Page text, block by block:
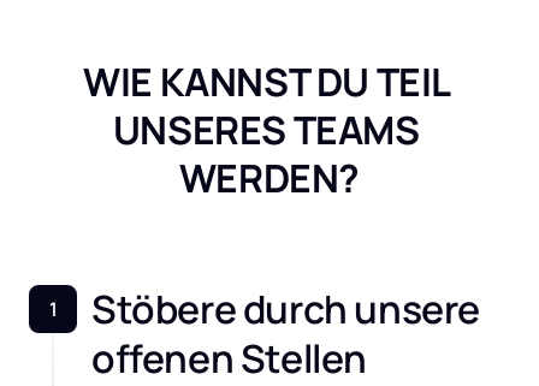
WIE KANNST DU TEIL
UNSERES TEAMS
WERDEN?
1
Stöbere durch unsere
offenen Stellen